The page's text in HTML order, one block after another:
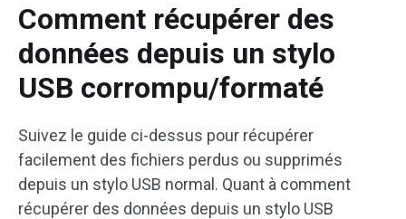
Comment récupérer des
données depuis un stylo
USB corrompu/formaté
Suivez le guide ci-dessus pour récupérer
facilement des fichiers perdus ou supprimés
depuis un stylo USB normal. Quant à comment
récupérer des données depuis un stylo USB